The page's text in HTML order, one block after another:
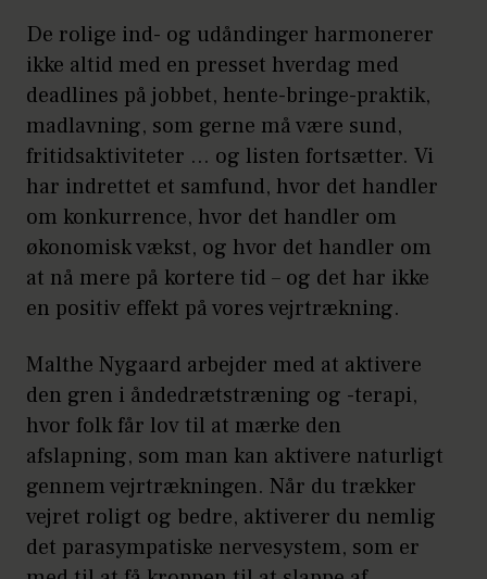
De rolige ind- og udåndinger harmonerer
ikke altid med en presset hverdag med
deadlines på jobbet, hente-bringe-praktik,
madlavning, som gerne må være sund,
fritidsaktiviteter … og listen fortsætter. Vi
har indrettet et samfund, hvor det handler
om konkurrence, hvor det handler om
økonomisk vækst, og hvor det handler om
at nå mere på kortere tid – og det har ikke
en positiv effekt på vores vejrtrækning.
Malthe Nygaard arbejder med at aktivere
den gren i åndedrætstræning og -terapi,
hvor folk får lov til at mærke den
afslapning, som man kan aktivere naturligt
gennem vejrtrækningen. Når du trækker
vejret roligt og bedre, aktiverer du nemlig
det parasympatiske nervesystem, som er